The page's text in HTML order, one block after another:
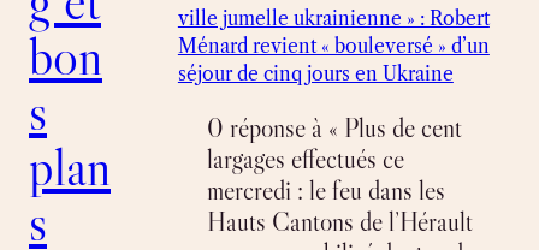
bon
s
plan
s
ville jumelle ukrainienne » : Robert
Ménard revient « bouleversé » d’un
séjour de cinq jours en Ukraine
0 réponse à « Plus de cent
largages effectués ce
mercredi : le feu dans les
Hauts Cantons de l’Hérault